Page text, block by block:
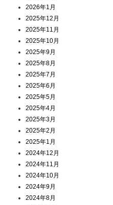
2026年1月
2025年12月
2025年11月
2025年10月
2025年9月
2025年8月
2025年7月
2025年6月
2025年5月
2025年4月
2025年3月
2025年2月
2025年1月
2024年12月
2024年11月
2024年10月
2024年9月
2024年8月